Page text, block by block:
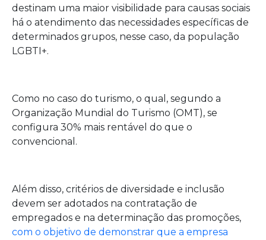
destinam uma maior visibilidade para causas sociais
há o atendimento das necessidades específicas de
determinados grupos, nesse caso, da população
LGBTI+.
Como no caso do turismo, o qual, segundo a
Organização Mundial do Turismo (OMT), se
configura 30% mais rentável do que o
convencional.
Além disso, critérios de diversidade e inclusão
devem ser adotados na contratação de
empregados e na determinação das promoções,
com o objetivo de demonstrar que a empresa